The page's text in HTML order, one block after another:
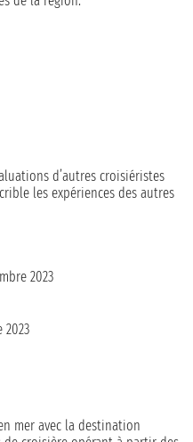
d’autres croisiéristes
les expériences des autres
2023
2023
mer avec la destination